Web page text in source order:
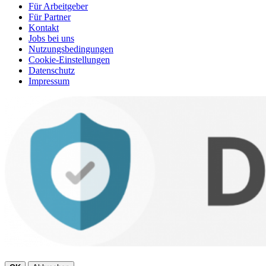
Für Arbeitgeber
Für Partner
Kontakt
Jobs bei uns
Nutzungsbedingungen
Cookie-Einstellungen
Datenschutz
Impressum